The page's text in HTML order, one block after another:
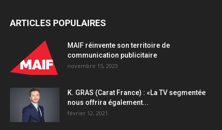
ARTICLES POPULAIRES
MAIF réinvente son territoire de
communication publicitaire
novembre 15, 2023
K. GRAS (Carat France) : «La TV segmentée
nous offrira également...
février 12, 2021